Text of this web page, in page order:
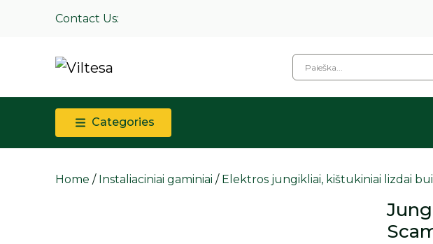
Contact Us:
Categories
Home / Instaliaciniai gaminiai / Elektros jungikliai, kištukiniai lizdai